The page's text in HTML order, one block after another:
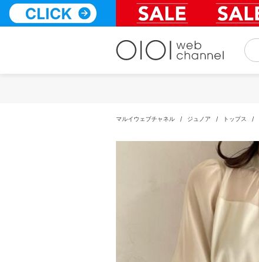
テ
マルイウェブチャネル / ジュノア / トップス /